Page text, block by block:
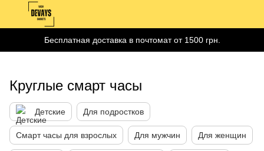
Бесплатная доставка в почтомат от 1500 грн.
Круглые смарт часы
Детские Для подростков
Смарт часы для взрослых Для мужчин Для женщин